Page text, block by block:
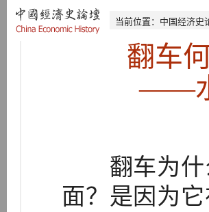
当前位置： 中国经济史
翻车
——
翻车为什
面？是因为